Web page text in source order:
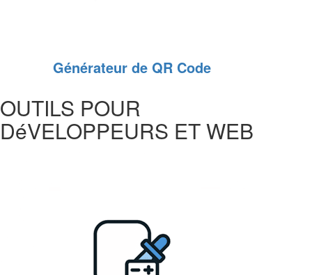
Générateur de QR Code
OUTILS POUR
DéVELOPPEURS ET WEB